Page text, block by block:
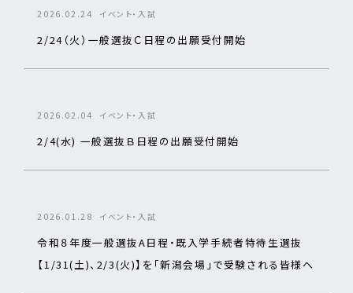
2026.02.24 イベント・入試
2/24（火）一般選抜Ｃ日程の出願受付開始
2026.02.04 イベント・入試
2/4(水) 一般選抜Ｂ日程の出願受付開始
2026.01.28 イベント・入試
令和８年度一般選抜A日程・既入学手続者特待生選抜
【1/31(土)、2/3(火)】を「新潟会場」で受験される皆様へ